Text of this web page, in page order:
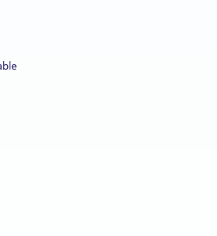
les couples et les familles.
de jeux idéal pour les familles, qui
proposées, et une destination
Les circuits en Sardaigne s'annoncent
Emmenez les plus jeunes au jardin
agréable lorsque le mercure grimpe. Sur
d'espèces botaniques locales et
ici et là, se dressent des vestiges
les adolescents, partez explorer les
la Sardaigne en plongée ou en
rouges, il n'est pas rare de croiser la
mérou. En couple, détendez-vous
sortie en bateau vers la Costa
sable blanc et eaux cristallines sont au
excursion vers la vallée de la Lune, à
attendent des panoramas de calcaire